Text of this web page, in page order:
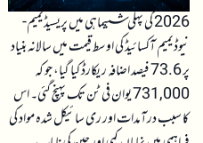
2026 کی پہلی ششماہی میں پریسیڈیمیم-
نیوڈیمیم آکسائیڈ کی اوسط قیمت میں سالانہ بنیاد
پر 73.6 فیصد اضافہ ریکارڈ کیا گیا، جو کہ
731,000 یوان فی ٹن تک پہنچ گئی۔ اس
کا سبب درآمدات اور ری سائیکل شدہ مواد کی